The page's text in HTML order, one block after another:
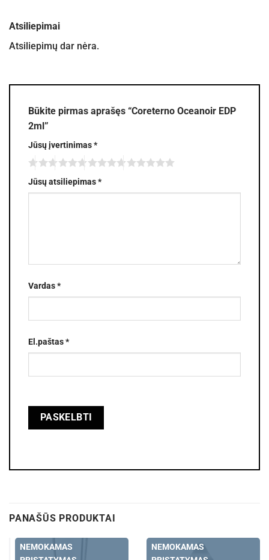
Atsiliepimai
Atsiliepimų dar nėra.
Būkite pirmas aprašęs “Coreterno Oceanoir EDP
2ml”
Jūsų įvertinimas*
Jūsų atsiliepimas*
Vardas*
El.paštas*
PANAŠŪS PRODUKTAI
NEMOKAMAS
NEMOKAMAS